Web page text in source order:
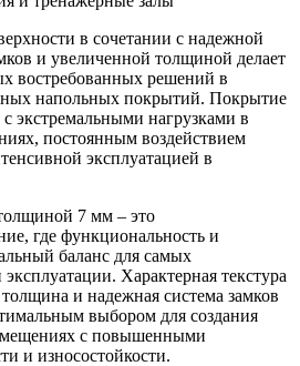
в сочетании с надежной
и увеличенной толщиной делает
востребованных решений в
напольных покрытий. Покрытие
экстремальными нагрузками в
постоянным воздействием
эксплуатацией в
7 мм – это
где функциональность и
баланс для самых
Характерная текстура
и надежная система замков
выбором для создания
с повышенными
и износостойкости.